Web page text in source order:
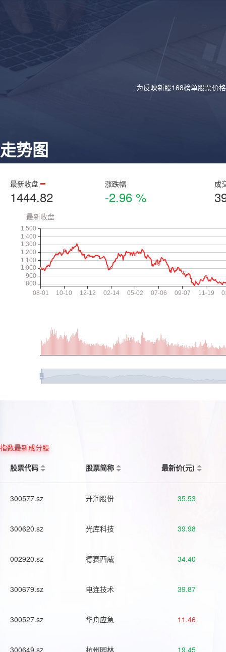
为反映新股168榜单股票价
走势图
最新收盘
1444.82
涨跌幅
-2.96 %
成
指数最新成分股
股票代码
股票简称 最新价(元)
300577.sz 开润股份 35.53
300620.sz 光库科技 39.98
002920.sz 德赛西威 34.40
300679.sz 电连技术 39.87
300527.sz 华舟应急 11.46
300649.sz 杭州园林 19.45